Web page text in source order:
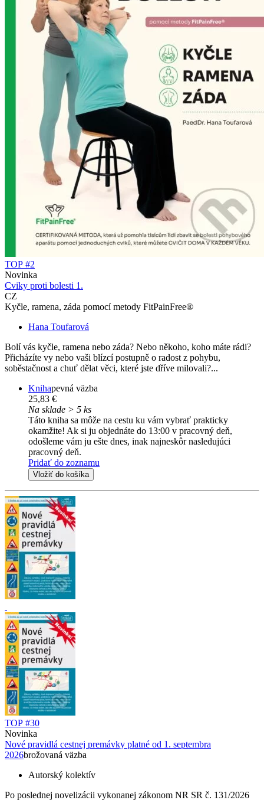
TOP #2
Novinka
Cviky proti bolesti 1.
CZ
Kyčle, ramena, záda pomocí metody FitPainFree®
Hana Toufarová
Bolí vás kyčle, ramena nebo záda? Nebo někoho, koho máte rádi?
Přicházíte vy nebo vaši blízcí postupně o radost z pohybu,
soběstačnost a chuť dělat věci, které jste dříve milovali?...
Knihapevná väzba
25,83 €
Na sklade > 5 ks
Táto kniha sa môže na cestu ku vám vybrať prakticky
okamžite! Ak si ju objednáte do 13:00 v pracovný deň,
odošleme vám ju ešte dnes, inak najneskôr nasledujúci
pracovný deň.
Pridať do zoznamu
Vložiť do košíka
TOP #30
Novinka
Nové pravidlá cestnej premávky platné od 1. septembra
2026brožovaná väzba
Autorský kolektív
Po poslednej novelizácii vykonanej zákonom NR SR č. 131/2026